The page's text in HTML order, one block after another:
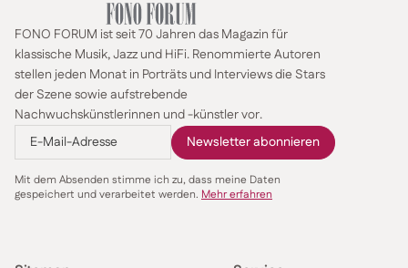
reisten, waren die Musiker im Publikum jedenfalls
ganz Ohr.
Bessie
Smith
im
Jahre
1936.
Foto:
FONO FORUM ist seit 70 Jahren das Magazin für
klassische Musik, Jazz und HiFi. Renommierte Autoren
stellen jeden Monat in Porträts und Interviews die Stars
der Szene sowie aufstrebende
Nachwuchskünstlerinnen und -künstler vor.
Mit dem Absenden stimme ich zu, dass meine Daten
gespeichert und verarbeitet werden. Mehr erfahren